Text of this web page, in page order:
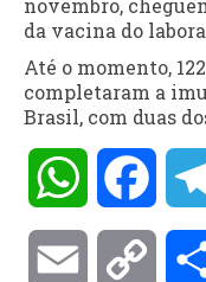
da vacina do
Até o momento,
completaram a
Brasil, com duas
WhatsApp
Email Copy